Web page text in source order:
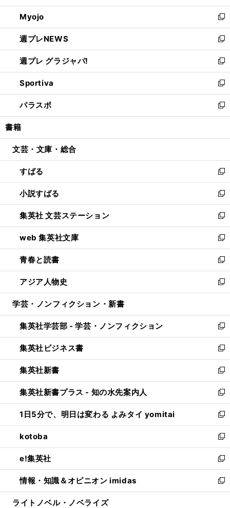
開
く
ウ
で
開
く
ン
ド
ウ
で
開
く
ウ
ィ
ン
ド
ウ
で
開
く
Myojo
新
し
い
ウ
ィ
ン
ド
ウ
で
開
週プレNEWS
新
し
い
ウ
ィ
ン
ド
ウ
開
週プレ グラジャパ!
新
し
い
ウ
ィ
ン
ウ
開
く
Sportiva
新
し
い
ウ
ン
ウ
で
開
く
パラスポ
新
し
ウ
ン
ド
ウ
で
開
く
書籍
文芸・文庫・総合
すばる
新
し
い
ウ
ィ
ン
ド
ウ
で
開
く
小説すばる
新
し
い
ウ
ィ
ン
ド
ウ
で
開
集英社 文芸ステーション
新
し
い
ウ
ィ
ン
ド
ウ
開
く
web 集英社文庫
新
し
い
ウ
ィ
ン
ウ
で
開
く
青春と読書
新
し
い
ウ
ン
ド
ウ
で
開
く
アジア人物史
新
し
ウ
ィ
ン
ド
ウ
で
開
く
学芸・ノンフィクション・新書
集英社学芸部 - 学芸・ノンフィクション
新
し
い
ウ
ィ
ン
ド
ウ
で
開
く
集英社ビジネス書
新
し
い
ウ
ィ
ン
ド
ウ
で
開
く
集英社新書
新
し
い
ウ
ィ
ン
ド
ウ
で
開
く
集英社新書プラス - 知の水先案内人
新
し
い
ウ
ィ
ン
ド
ウ
で
開
1日5分で、明日は変わる よみタイ yomitai
新
し
い
ウ
ィ
ン
ド
ウ
kotoba
新
し
い
ウ
ィ
ン
e!集英社
新
し
い
ウ
情報・知識＆オピニオン imidas
新
し
ライトノベル・ノベライズ